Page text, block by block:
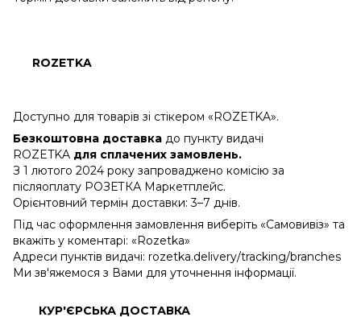
ROZETKA
Доступно для товарів зі стікером «ROZETKA».
Безкоштовна доставка до пункту видачі
ROZETKA для сплачених замовлень.
З 1 лютого 2024 року запроваджено комісію за
післяоплату РОЗЕТКА Маркетплейс.
Орієнтовний термін доставки: 3–7 днів.
Під час оформлення замовлення виберіть «Самовивіз» та
вкажіть у коментарі: «Rozetka»
Адреси пунктів видачі: rozetka.delivery/tracking/branches
Ми зв'яжемося з Вами для уточнення інформації.
КУР'ЄРСЬКА ДОСТАВКА